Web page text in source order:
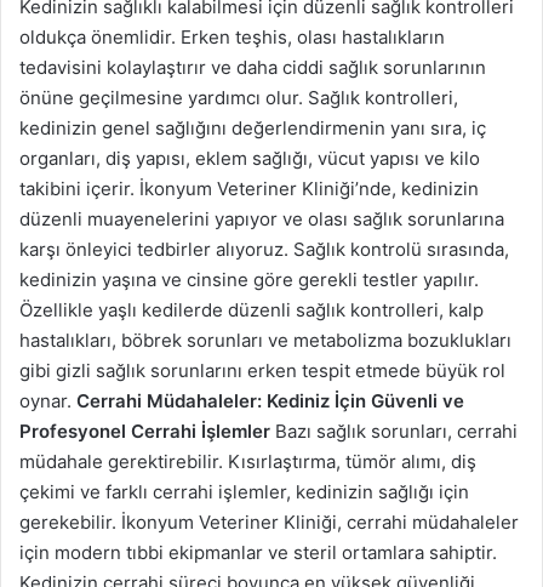
Kedinizin sağlıklı kalabilmesi için düzenli sağlık kontrolleri
oldukça önemlidir. Erken teşhis, olası hastalıkların
tedavisini kolaylaştırır ve daha ciddi sağlık sorunlarının
önüne geçilmesine yardımcı olur. Sağlık kontrolleri,
kedinizin genel sağlığını değerlendirmenin yanı sıra, iç
organları, diş yapısı, eklem sağlığı, vücut yapısı ve kilo
takibini içerir. İkonyum Veteriner Kliniği’nde, kedinizin
düzenli muayenelerini yapıyor ve olası sağlık sorunlarına
karşı önleyici tedbirler alıyoruz. Sağlık kontrolü sırasında,
kedinizin yaşına ve cinsine göre gerekli testler yapılır.
Özellikle yaşlı kedilerde düzenli sağlık kontrolleri, kalp
hastalıkları, böbrek sorunları ve metabolizma bozuklukları
gibi gizli sağlık sorunlarını erken tespit etmede büyük rol
oynar. Cerrahi Müdahaleler: Kediniz İçin Güvenli ve
Profesyonel Cerrahi İşlemler Bazı sağlık sorunları, cerrahi
müdahale gerektirebilir. Kısırlaştırma, tümör alımı, diş
çekimi ve farklı cerrahi işlemler, kedinizin sağlığı için
gerekebilir. İkonyum Veteriner Kliniği, cerrahi müdahaleler
için modern tıbbi ekipmanlar ve steril ortamlara sahiptir.